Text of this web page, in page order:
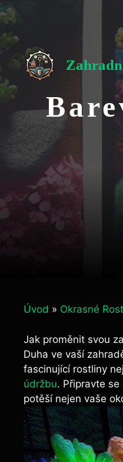
Přeskočit
na
obsah
Úvod » Okrasné
Jak proměnit svou
Duha ve vaší
fascinující rostliny
údržbu. Připravte
potěší nejen vaše